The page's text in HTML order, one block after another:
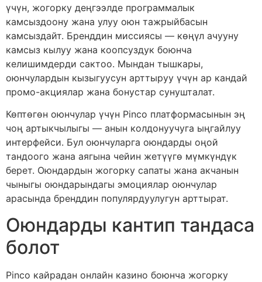
үчүн, жогорку деңгээлде программалык
камсыздоону жана улуу оюн тажрыйбасын
камсыздайт. Бренддин миссиясы — көңүл ачууну
камсыз кылуу жана коопсуздук боюнча
келишимдерди сактоо. Мындан тышкары,
оюнчулардын кызыгуусун арттыруу үчүн ар кандай
промо-акциялар жана бонустар сунушталат.
Көптөгөн оюнчулар үчүн Pinco платформасынын эң
чоң артыкчылыгы — анын колдонуучуга ыңгайлуу
интерфейси. Бул оюнчуларга оюндарды оңой
тандоого жана аягына чейин жетүүгө мүмкүндүк
берет. Оюндардын жогорку сапаты жана акчанын
чыныгы оюндарындагы эмоциялар оюнчулар
арасында бренддин популярдуулугун арттырат.
Оюндарды кантип тандаса
болот
Pinco кайрадан онлайн казино боюнча жогорку